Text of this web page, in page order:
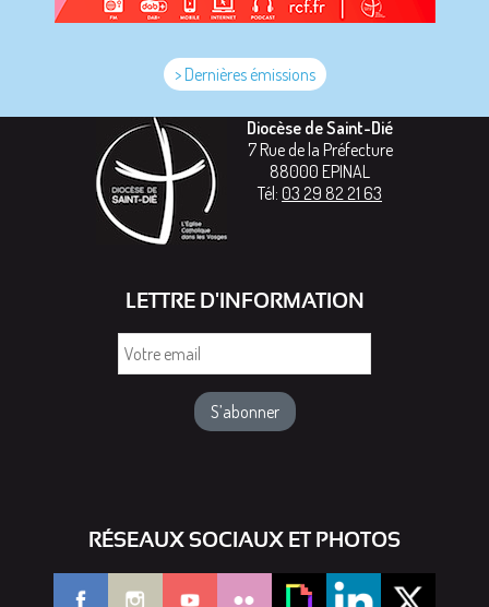
> Dernières émissions
Diocèse de Saint-Dié
7 Rue de la Préfecture
88000 EPINAL
Tél: 03 29 82 21 63
LETTRE D'INFORMATION
RÉSEAUX SOCIAUX ET PHOTOS